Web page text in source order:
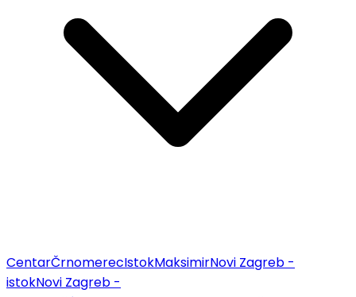
CentarČrnomerecIstokMaksimirNovi Zagreb -
istokNovi Zagreb -